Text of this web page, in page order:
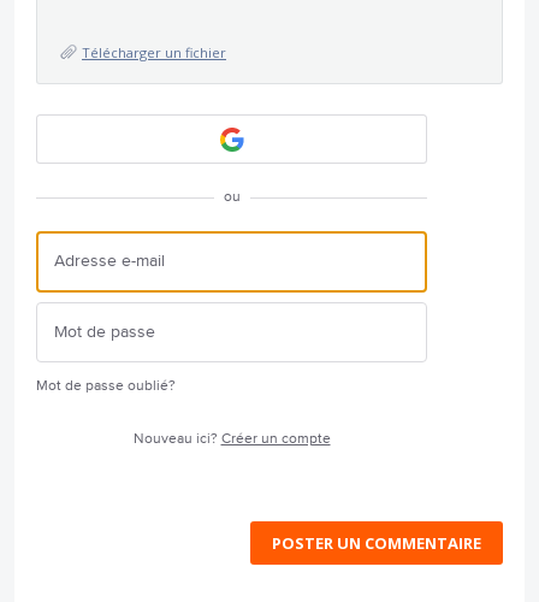
Télécharger un fichier
ou
Mot de passe oublié?
Nouveau ici? Créer un compte
POSTER UN COMMENTAIRE